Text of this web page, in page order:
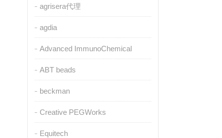
agrisera代理
agdia
Advanced ImmunoChemical
ABT beads
beckman
Creative PEGWorks
Equitech